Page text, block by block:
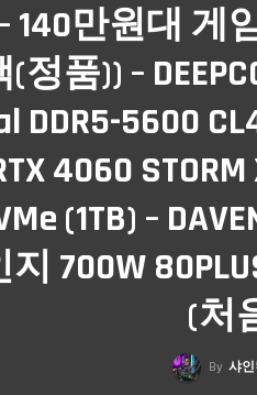
만원대 게
품)) –
DDR5-5600
4060 STORM
(1TB) –
700W
(처
By 샤인